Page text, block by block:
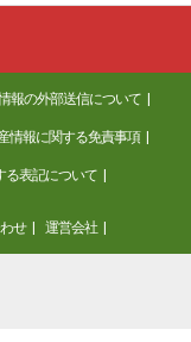
報の外部送信について
情報に関する免責事項
る表記について
せ 運営会社